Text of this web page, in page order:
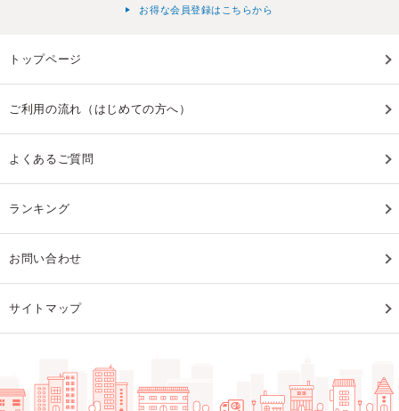
お得な会員登録はこちらから
トップページ
ご利用の流れ（はじめての方へ）
よくあるご質問
ランキング
お問い合わせ
サイトマップ